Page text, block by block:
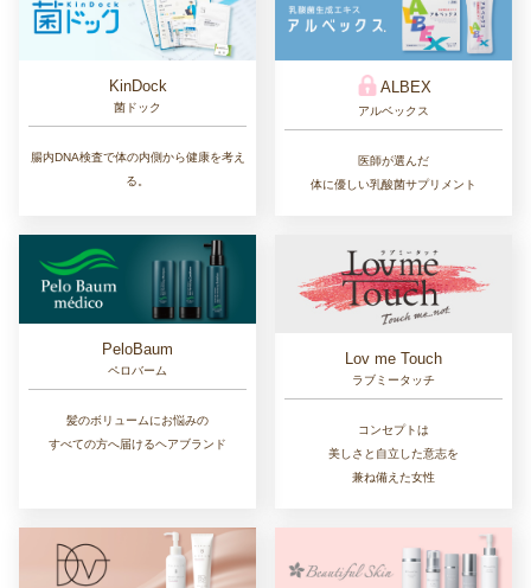
KinDock
菌ドック
腸内DNA検査で体の内側から健康を考え
る。
ALBEX
アルベックス
医師が選んだ
体に優しい乳酸菌サプリメント
PeloBaum
ペロバーム
髪のボリュームにお悩みの
すべての方へ届けるヘアブランド
Lov me Touch
ラブミータッチ
コンセプトは
美しさと自立した意志を
兼ね備えた女性